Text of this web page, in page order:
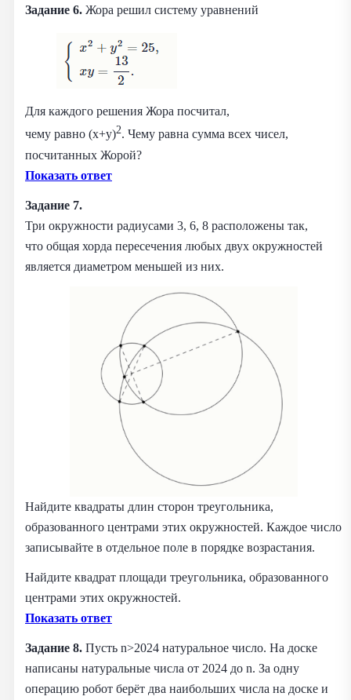
Задание 6. Жора решил систему уравнений
Для каждого решения Жора посчитал,
чему равно (x+y)2. Чему равна сумма всех чисел,
посчитанных Жорой?
Показать ответ
Задание 7.
Три окружности радиусами 3, 6, 8 расположены так,
что общая хорда пересечения любых двух окружностей
является диаметром меньшей из них.
Найдите квадраты длин сторон треугольника,
образованного центрами этих окружностей. Каждое число
записывайте в отдельное поле в порядке возрастания.
Найдите квадрат площади треугольника, образованного
центрами этих окружностей.
Показать ответ
Задание 8. Пусть n>2024 натуральное число. На доске
написаны натуральные числа от 2024 до n. За одну
операцию робот берёт два наибольших числа на доске и